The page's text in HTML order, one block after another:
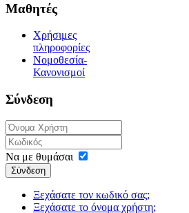
Μαθητές
Χρήσιμες
πληροφορίες
Νομοθεσία-
Κανονισμοί
Σύνδεση
Να με θυμάσαι
Σύνδεση
Ξεχάσατε τον κωδικό σας;
Ξεχάσατε το όνομα χρήστη;